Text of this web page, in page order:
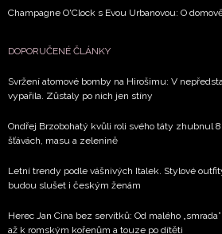
Champagne O'Clock s Evou Urbanovou: O
DOPORUČENÉ ČLÁNKY
Svržení atomové bomby na Hirošimu: V
vypařila. Zůstaly po nich jen stíny
Ondřej Brzobohatý kvůli roli svého táty zhubnul
šťávách, masu a zelenině
Letní trendy podle vášnivých Italek. Stylové
budou slušet i českým ženám
Herec Jan Cina bez servítků: Od malého
až k romským kořenům a touze po dítěti